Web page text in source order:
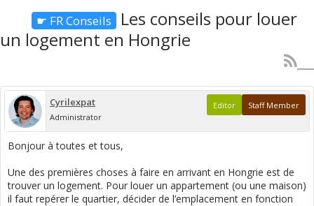
☛ FR Conseils
Les conseils pour louer
un logement en Hongrie
Cyrilexpat
Administrator
Staff Member
Editor
Bonjour à toutes et tous,
Une des premières choses à faire en arrivant en Hongrie est de
trouver un logement. Pour louer un appartement (ou une maison)
il faut repérer le quartier, décider de l’emplacement en fonction